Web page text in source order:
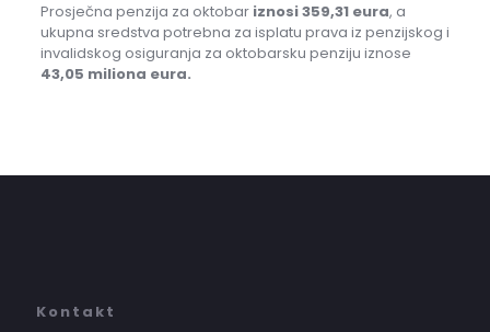
Prosječna penzija za oktobar iznosi 359,31 eura, a
ukupna sredstva potrebna za isplatu prava iz penzijskog i
invalidskog osiguranja za oktobarsku penziju iznose
43,05 miliona eura.
Kontakt